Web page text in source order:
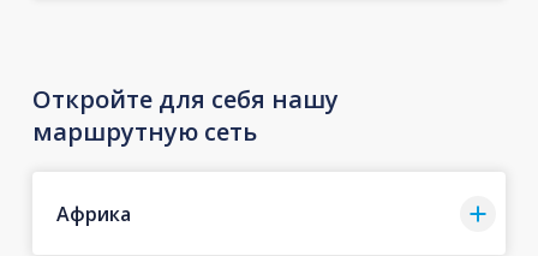
Откройте для себя нашу
маршрутную сеть
Африка